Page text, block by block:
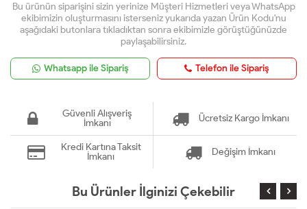
Bu ürünün siparişini sizin yerinize Müşteri Hizmetleri veya WhatsApp
ekibimizin oluşturmasını isterseniz yukarıda yazan Ürün Kodu'nu
aşağıdaki butonlara tıkladıktan sonra ekibimizle görüştüğünüzde
paylaşabilirsiniz.
Whatsapp ile Sipariş Telefon ile Sipariş
Güvenli Alışveriş
İmkanı
Ücretsiz Kargo İmkanı
Kredi Kartına Taksit
İmkanı
Değişim İmkanı
Bu Ürünler İlginizi Çekebilir